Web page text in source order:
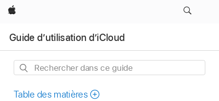
Apple
Guide d’utilisation d’iCloud
Rechercher
ce
Table des matières